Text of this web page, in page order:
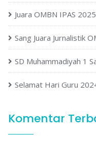
Juara OMBN IPAS 2025
Sang Juara Jurnalistik
SD Muhammadiyah 1
Selamat Hari Guru
Komentar